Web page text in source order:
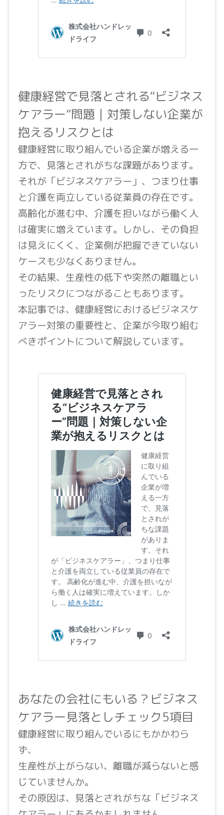
健康経営で見落とされる“ビジネス
ケアラー”問題｜対策しない企業が
抱えるリスクとは
健康経営に取り組んでいる企業が増える一
方で、見落とされがちな課題があります。
それが「ビジネスケアラー」、つまり仕事
と介護を両立している従業員の存在です。
高齢化が進む中、介護を担いながら働く人
は確実に増えています。しかし、その負担
は見えにくく、企業側が把握できていない
ケースも少なくありません。
その結果、生産性の低下や突然の離職とい
ったリスクにつながることもあります。
本記事では、健康経営におけるビジネスケ
アラー対策の重要性と、企業が今取り組む
べきポイントについて解説しています。
あなたの会社にもいる？ビジネス
ケアラー見落としチェック5項目
健康経営に取り組んでいるにもかかわら
ず、
生産性が上がらない、離職が減らないと感
じていませんか。
その原因は、見落とされがちな「ビジネス